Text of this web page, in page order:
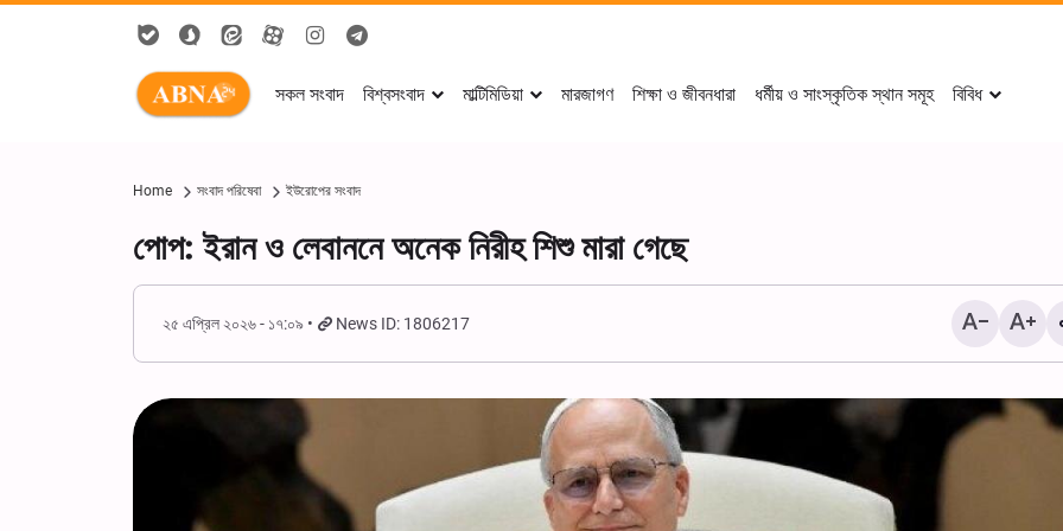
সকল সংবাদ বিশ্বসংবাদ মাল্টিমিডিয়া মারজাগণ শিক্ষা ও জীবনধারা ধর্মীয় ও সাংস্কৃতিক স্থান সমূহ বিবিধ
Home সংবাদ পরিষেবা ইউরোপের সংবাদ
পোপ: ইরান ও লেবাননে অনেক নিরীহ শিশু মারা গেছে
২৫ এপ্রিল ২০২৬ - ১৭:০৯ News ID: 1806217
২০ই সফর পবিত্র কারবালার মহান
আরবাঈন (চল্লিশা) উপলক্ষে শোক
আয়োজন করা হয়।